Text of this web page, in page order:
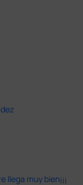
muy bien¡¡¡